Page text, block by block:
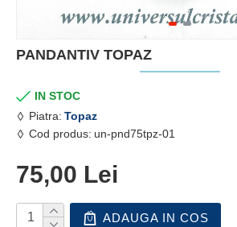
PANDANTIV TOPAZ
IN STOC
Piatra: Topaz
Cod produs: un-pnd75tpz-01
75,00 Lei
ADAUGA IN COS